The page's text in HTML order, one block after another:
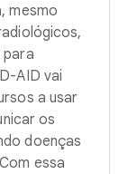
mesmo
para
AID vai
a usar
os
doenças
essa